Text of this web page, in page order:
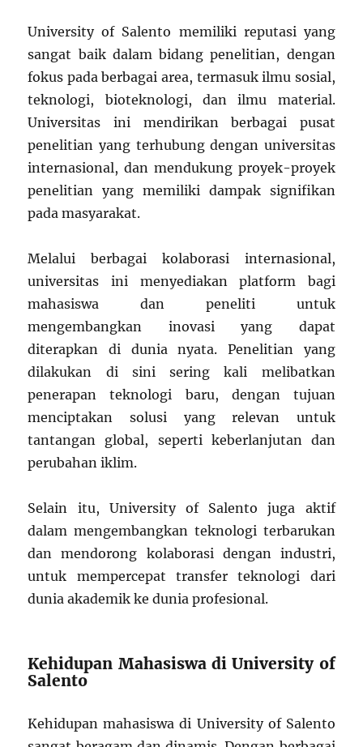
University of Salento memiliki reputasi yang
sangat baik dalam bidang penelitian, dengan
fokus pada berbagai area, termasuk ilmu sosial,
teknologi, bioteknologi, dan ilmu material.
Universitas ini mendirikan berbagai pusat
penelitian yang terhubung dengan universitas
internasional, dan mendukung proyek-proyek
penelitian yang memiliki dampak signifikan
pada masyarakat.
Melalui berbagai kolaborasi internasional,
universitas ini menyediakan platform bagi
mahasiswa dan peneliti untuk
mengembangkan inovasi yang dapat
diterapkan di dunia nyata. Penelitian yang
dilakukan di sini sering kali melibatkan
penerapan teknologi baru, dengan tujuan
menciptakan solusi yang relevan untuk
tantangan global, seperti keberlanjutan dan
perubahan iklim.
Selain itu, University of Salento juga aktif
dalam mengembangkan teknologi terbarukan
dan mendorong kolaborasi dengan industri,
untuk mempercepat transfer teknologi dari
dunia akademik ke dunia profesional.
Kehidupan Mahasiswa di University of
Salento
Kehidupan mahasiswa di University of Salento